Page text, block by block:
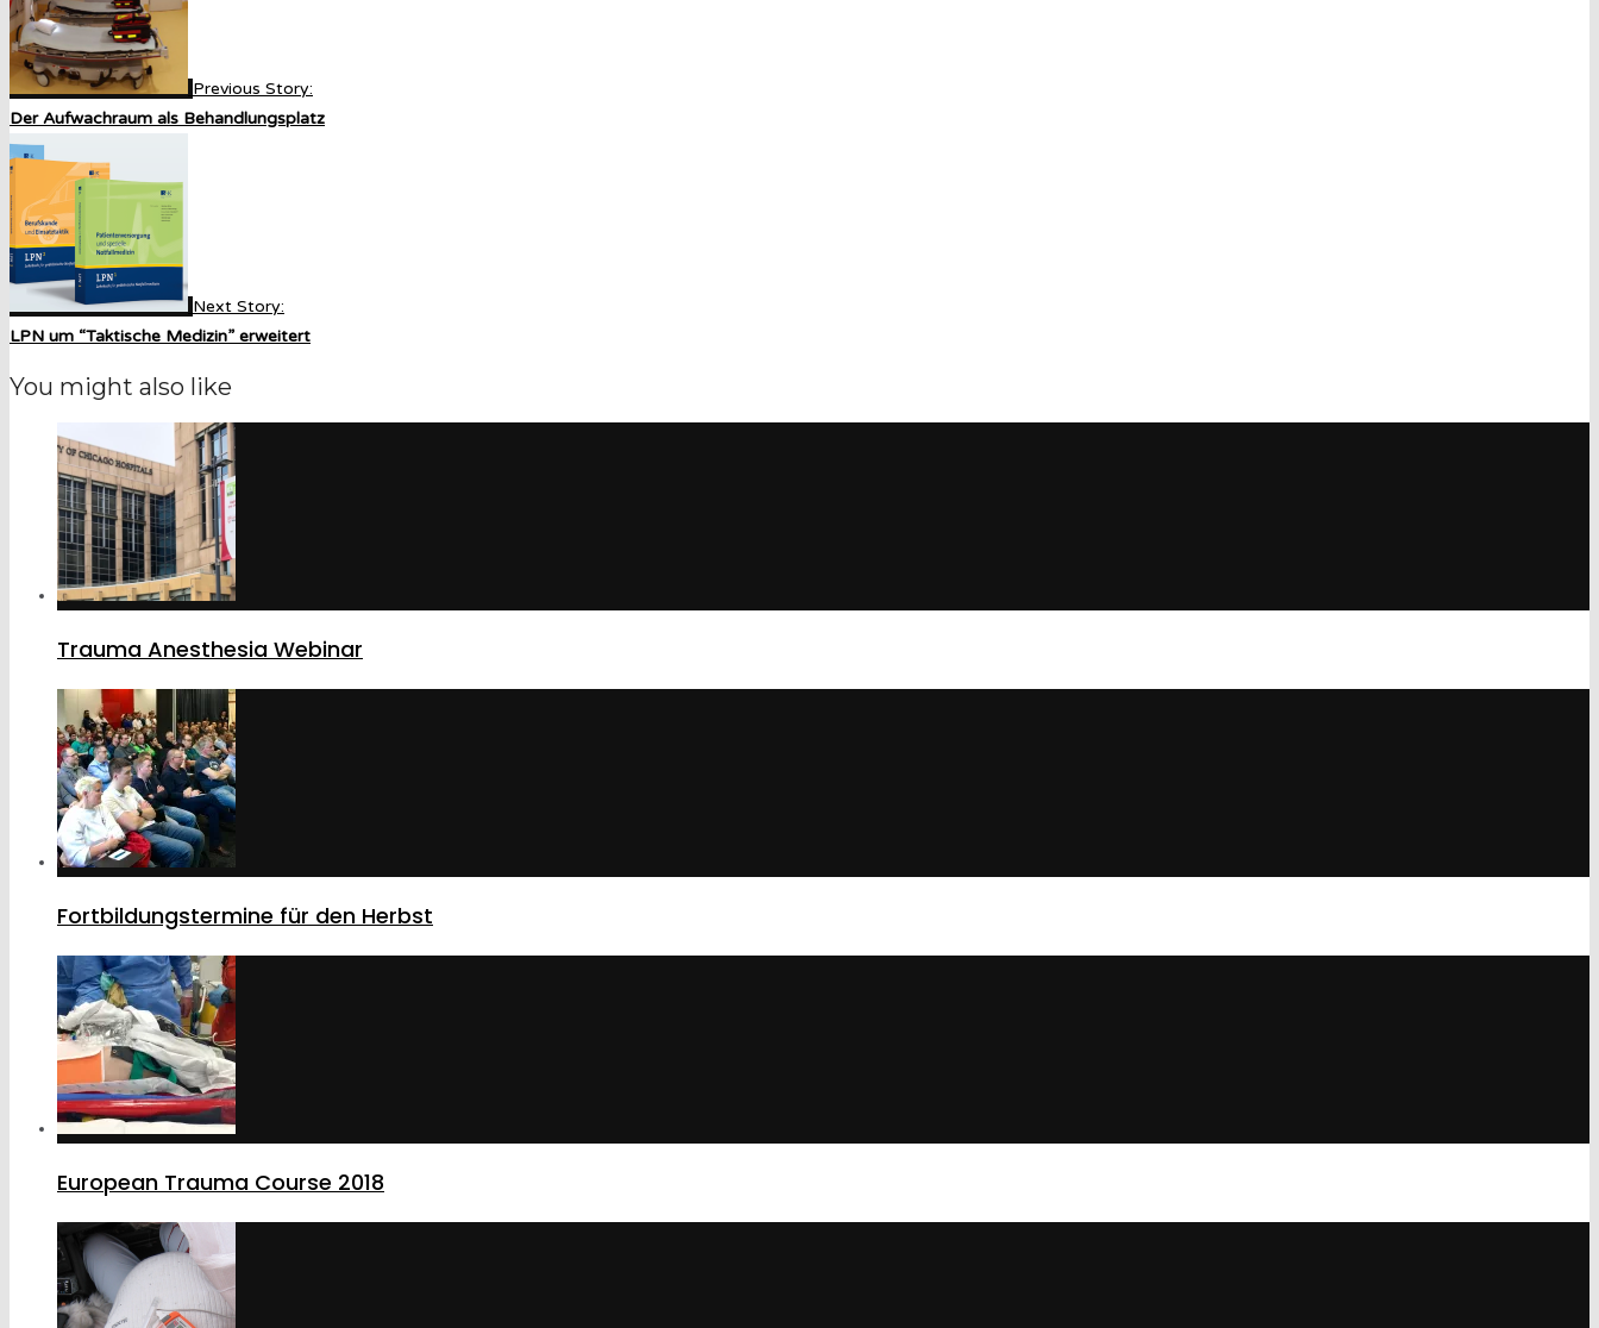
Previous Story:
Der Aufwachraum als Behandlungsplatz
Next Story:
LPN um “Taktische Medizin” erweitert
You might also like
Trauma Anesthesia Webinar
Fortbildungstermine für den Herbst
European Trauma Course 2018